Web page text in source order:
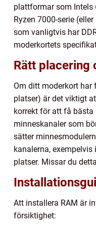
plattformar som Intels
Ryzen 7000-serie
som vanligtvis har
moderkortets
Rätt placering
Om ditt moderkort har
platser) är det viktigt
korrekt för att få
minneskanaler som
sätter
kanalerna,
platser. Missar du
Att installera RAM är
försiktighet: